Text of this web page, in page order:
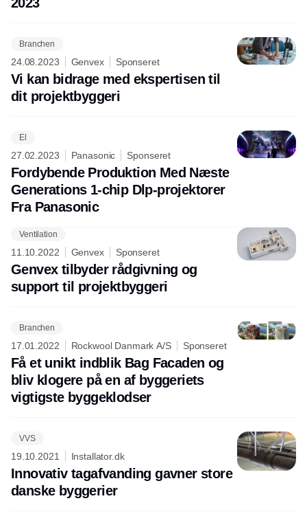
Branchen
24.08.2023 Genvex Sponseret
Vi kan bidrage med ekspertisen til
dit projektbyggeri
El
27.02.2023 Panasonic Sponseret
Fordybende Produktion Med Næste
Generations 1-chip Dlp-projektorer
Fra Panasonic
Ventilation
11.10.2022 Genvex Sponseret
Genvex tilbyder rådgivning og
support til projektbyggeri
Branchen
17.01.2022 Rockwool Danmark A/S Sponseret
Få et unikt indblik Bag Facaden og
bliv klogere på en af byggeriets
vigtigste byggeklodser
VVS
19.10.2021 Installator.dk
Innovativ tagafvanding gavner store
danske byggerier